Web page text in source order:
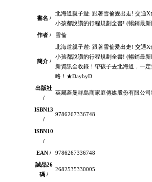
書名 /
北海道親子遊: 跟著雪倫愛出走! 交通X
小孩都說讚的行程規劃全書! (暢銷最新
作者 /
雪倫
簡介 /
北海道親子遊: 跟著雪倫愛出走! 交通X
小孩都說讚的行程規劃全書! (暢銷最
新資訊全收錄！帶孩子去北海道，一
略！★DaybyD
出版社
/
英屬蓋曼群島商家庭傳媒股份有限公司
ISBN13
/
9786267336748
ISBN10
/
EAN /
9786267336748
誠品26
碼 /
2682535330005